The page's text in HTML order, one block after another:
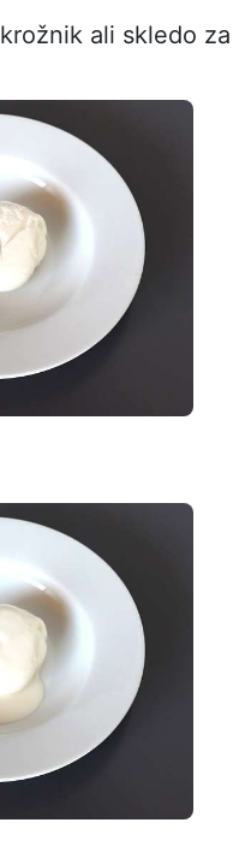
ali skledo za